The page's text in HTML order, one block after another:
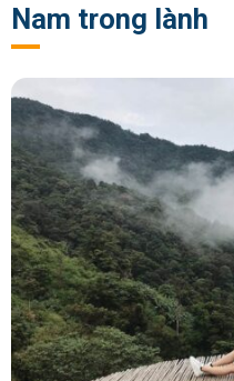
Nam trong lành